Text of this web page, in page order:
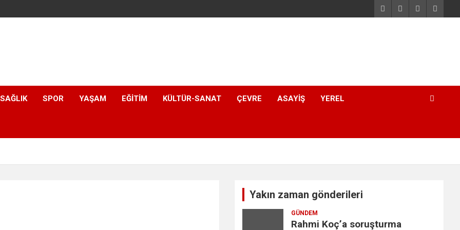
SAĞLIK SPOR YAŞAM EĞITIM KÜLTÜR-SANAT ÇEVRE ASAYIŞ YEREL
Yakın zaman gönderileri
GÜNDEM
Rahmi Koç’a soruşturma